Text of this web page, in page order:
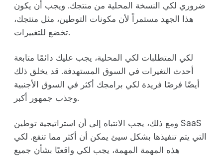
ضروري لكي النسخة المحلية من منتجك. ويجب أن يكون
هذا الجهد مستمراً لأن مكونات التوطين، مثل منتجك،
تخضع للتغييرات.
لكي المتطلبات لكي المحلية، يجب عليك دائمًا متابعة
أحدث التغيرات في السوق المستهدفة. قد يخلق ذلك
أيضًا فرصًا فريدة لكي برامجك أكثر في السوق الأجنبية
وجذب جمهور أكبر.
ومع ذلك، يجب الانتباه إلى أن استراتيجية توطين SaaS
التي يتم تنفيذها بشكل سيئ يمكن أن أكثر مما تنفع. لكي
هذه المهمة المهمة، يجب لكي واقعيًا بشأن جميع